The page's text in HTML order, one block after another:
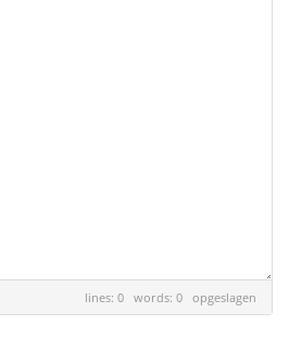
lines: 0 words: 0 opgeslagen